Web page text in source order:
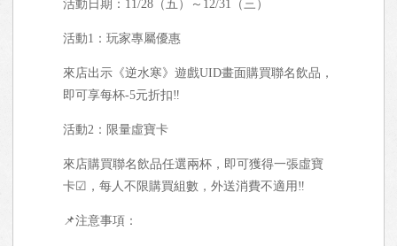
活動日期：11/28（五）～12/31（三）
活動1：玩家專屬優惠
來店出示《逆水寒》遊戲UID畫面購買聯名飲品，
即可享每杯-5元折扣‼
活動2：限量虛寶卡
來店購買聯名飲品任選兩杯，即可獲得一張虛寶
卡☑，每人不限購買組數，外送消費不適用‼
📌注意事項：